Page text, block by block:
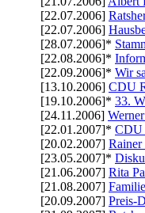
[22.07.2006]
[22.07.2006]
[28.07.2006]*
[22.08.2006]*
[22.09.2006]* Wir
[13.10.2006] CDU
[19.10.2006]* 33.
[24.11.2006]
[22.01.2007]* CDU
[20.02.2007] Rainer
[23.05.2007]*
[21.06.2007] Rita
[21.08.2007]
[20.09.2007] Preis-